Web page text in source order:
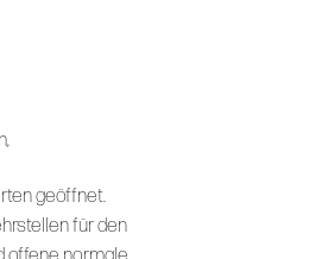
geöffnet.
für den